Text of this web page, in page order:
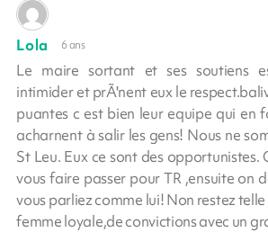
Lola 6 ans
Le maire sortant et ses soutiens
intimider et prÃ'nent eux le
puantes c est bien leur equipe qui en
acharnent à salir les gens! Nous ne
St Leu. Eux ce sont des opportunistes.
vous faire passer pour TR ,ensuite on
vous parliez comme lui! Non restez telle
femme loyale,de convictions avec un